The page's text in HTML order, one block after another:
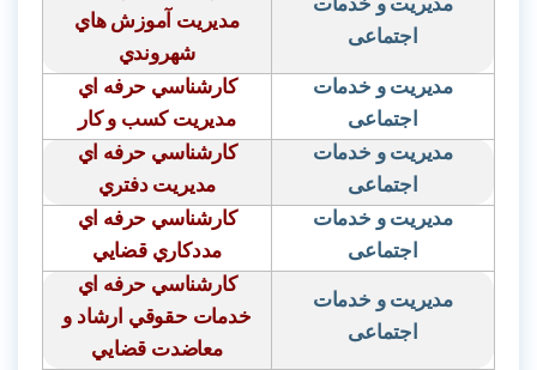
مدیریت و خدمات
اجتماعی
مديريت آموزش هاي
شهروندي
مدیریت و خدمات
اجتماعی
كارشناسي حرفه اي
مديريت كسب و كار
مدیریت و خدمات
اجتماعی
كارشناسي حرفه اي
مديريت دفتري
مدیریت و خدمات
اجتماعی
كارشناسي حرفه اي
مددكاري قضايي
مدیریت و خدمات
اجتماعی
كارشناسي حرفه اي
خدمات حقوقي ارشاد و
معاضدت قضايي